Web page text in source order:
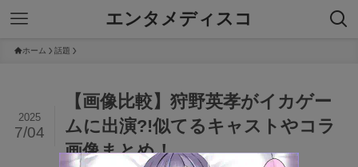
エンタメディスコ
ホーム 話題
【画像比較】狩野英孝がイカゲー
ムに出演?!似てるキャストやコラ
画像まとめ！
2025
7/04